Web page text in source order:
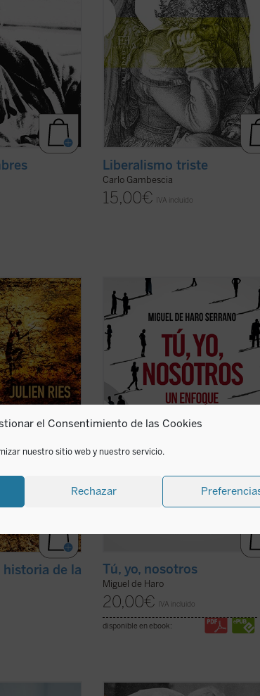
el Consentimiento de las Cookies
nuestro sitio web y nuestro servicio.
Rechazar
Liberalismo triste
Carlo Gambescia
15,00€ IVA incluido
hasta Mircea
sagrado en las
el interés de
teólogos y
moderna, lo
lugar central en
historia de la
---¿Qué es la sociedad civil?
---Tú, yo, nosotros.
Con esta escueta fórmula, el autor
resume el fundamento de la sociedad
civil: cuando yo, desde mi soledad,
al otro, cuando lo necesito o me
cuando otros ...(ver ficha)
Tú, yo, nosotros
Miguel de Haro
20,00€ IVA incluido
disponible en ebook: